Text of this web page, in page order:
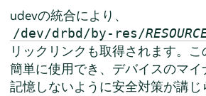
udevの統合により、
/dev/drbd/by-res/
リックリンクも取得されます。こ
簡単に使用でき、デバイスのマイ
記憶しないように安全対策が講じ